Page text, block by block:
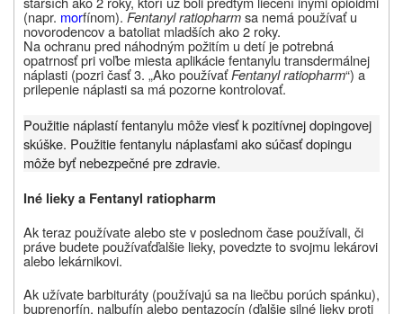
(napr. morfínom). Fentanyl ratiopharmsa nemá používať u
novorodencov a batoliat mladších ako 2 roky.
Na ochranu pred náhodným požitím u detí je potrebná
opatrnosť pri voľbe miesta aplikácie fentanylu transdermálnej
náplasti (pozri časť 3. „Ako používať Fentanyl ratiopharm“) a
prilepenie náplasti sa má pozorne kontrolovať.
Použitie náplastí fentanylu môže viesť k pozitívnej dopingovej
skúške. Použitie fentanylu náplasťami ako súčasť dopingu
môže byť nebezpečné pre zdravie.
Iné lieky a Fentanyl ratiopharm
Ak teraz používate alebo ste v poslednom čase používali, či
práve budete používaťďalšie lieky, povedzte to svojmu lekárovi
alebo lekárnikovi.
Ak užívate barbituráty (používajú sa na liečbu porúch spánku),
buprenorfín, nalbufín alebo pentazocín (ďalšie silné lieky proti